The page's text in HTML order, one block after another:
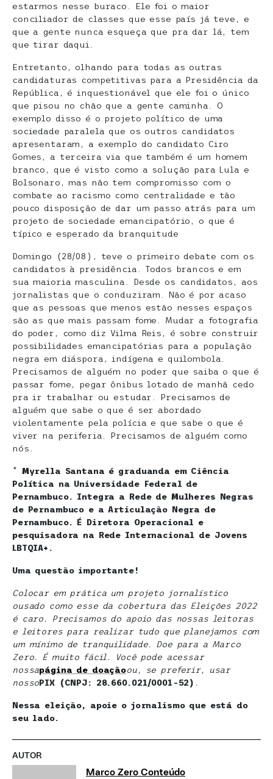
estarmos nesse buraco. Ele foi o maior
conciliador de classes que esse país já teve, e
que a gente nunca esqueça que pra dar lá, tem
que tirar daqui.
Entretanto, olhando para todas as outras
candidaturas competitivas para a Presidência da
República, é inquestionável que ele foi o único
que pisou no chão que a gente caminha. O
exemplo disso é o projeto político de uma
sociedade paralela que os outros candidatos
apresentaram, a exemplo do candidato Ciro
Gomes, a terceira via que também é um homem
branco, que é visto como a solução para Lula e
Bolsonaro, mas não tem compromisso com o
combate ao racismo como centralidade e tão
pouco disposição de dar um passo atrás para um
projeto de sociedade emancipatório, o que é
típico e esperado da branquitude
Domingo (28/08), teve o primeiro debate com os
candidatos à presidência. Todos brancos e em
sua maioria masculina. Desde os candidatos, aos
jornalistas que o conduziram. Não é por acaso
que as pessoas que menos estão nesses espaços
são as que mais passam fome. Mudar a fotografia
do poder, como diz Vilma Reis, é sobre construir
possibilidades emancipatórias para a população
negra em diáspora, indígena e quilombola.
Precisamos de alguém no poder que saiba o que é
passar fome, pegar ônibus lotado de manhã cedo
pra ir trabalhar ou estudar. Precisamos de
alguém que sabe o que é ser abordado
violentamente pela polícia e que sabe o que é
viver na periferia. Precisamos de alguém como
nós.
* Myrella Santana é graduanda em Ciência
Política na Universidade Federal de
Pernambuco. Integra a Rede de Mulheres Negras
de Pernambuco e a Articulação Negra de
Pernambuco. É Diretora Operacional e
pesquisadora na Rede Internacional de Jovens
LBTQIA+.
Uma questão importante!
Colocar em prática um projeto jornalístico
ousado como esse da cobertura das Eleições 2022
é caro. Precisamos do apoio das nossas leitoras
e leitores para realizar tudo que planejamos com
um mínimo de tranquilidade. Doe para a Marco
Zero. É muito fácil. Você pode acessar
nossapágina de doaçãoou, se preferir, usar
nossoPIX (CNPJ: 28.660.021/0001-52) .
Nessa eleição, apoie o jornalismo que está do
seu lado.
AUTOR
Marco Zero Conteúdo